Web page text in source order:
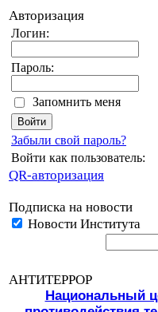
Авторизация
Логин:
Пароль:
Запомнить меня
Забыли свой пароль?
Войти как пользователь:
QR-авторизация
Подписка на новости
Новости Института
АНТИТЕРРОР
Национальный